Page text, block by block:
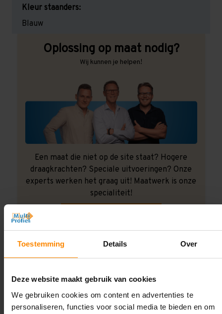
Toestemming Details Over
Deze website maakt gebruik van cookies
We gebruiken cookies om content en advertenties te
personaliseren, functies voor social media te bieden en om
Kleur staanders:
Blauw
Oplossing op maat nodig?
Wij kunnen je helpen!
Een maat die niet op de site staat? Hogere
draagkrachten? Speciale uitvoeringen? Onze
experts werken het graag uit! Maatwerk is onze
specialiteit!
Montage uitbesteden?
Laat ons het doen!